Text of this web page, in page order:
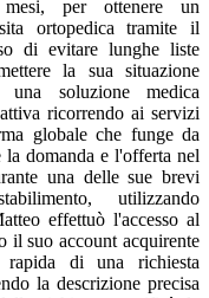
per ottenere un
ortopedica tramite il
di evitare lunghe liste
la sua situazione
soluzione medica
ricorrendo ai servizi
globale che funge da
la domanda e l'offerta nel
una delle sue brevi
utilizzando
effettuò l'accesso al
il suo account acquirente
rapida di una richiesta
la descrizione precisa